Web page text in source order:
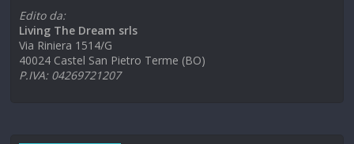
Edito da:
Living The Dream srls
Via Riniera 1514/G
40024 Castel San Pietro Terme (BO)
P.IVA: 04269721207